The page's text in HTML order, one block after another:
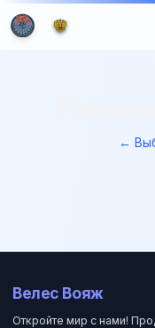
←
Велес Вояж
Откройте мир с нами!